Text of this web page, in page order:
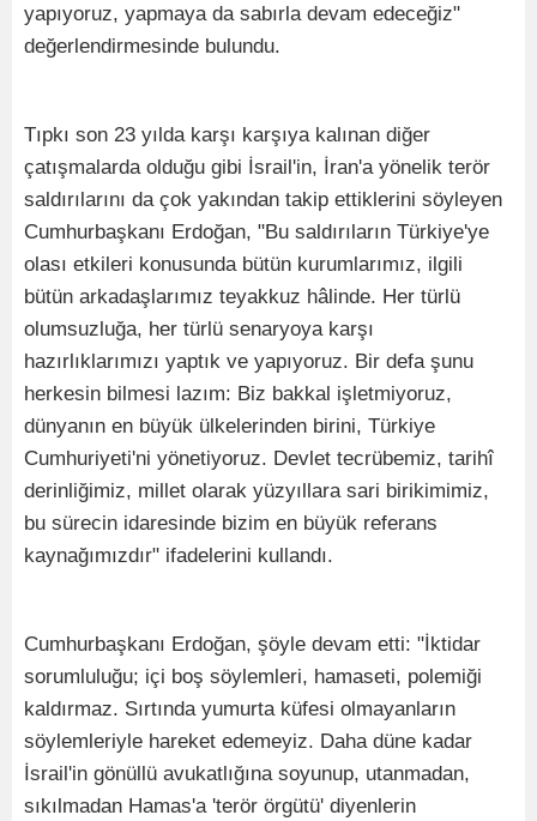
yapıyoruz, yapmaya da sabırla devam edeceğiz"
değerlendirmesinde bulundu.
Tıpkı son 23 yılda karşı karşıya kalınan diğer
çatışmalarda olduğu gibi İsrail'in, İran'a yönelik terör
saldırılarını da çok yakından takip ettiklerini söyleyen
Cumhurbaşkanı Erdoğan, "Bu saldırıların Türkiye'ye
olası etkileri konusunda bütün kurumlarımız, ilgili
bütün arkadaşlarımız teyakkuz hâlinde. Her türlü
olumsuzluğa, her türlü senaryoya karşı
hazırlıklarımızı yaptık ve yapıyoruz. Bir defa şunu
herkesin bilmesi lazım: Biz bakkal işletmiyoruz,
dünyanın en büyük ülkelerinden birini, Türkiye
Cumhuriyeti'ni yönetiyoruz. Devlet tecrübemiz, tarihî
derinliğimiz, millet olarak yüzyıllara sari birikimimiz,
bu sürecin idaresinde bizim en büyük referans
kaynağımızdır" ifadelerini kullandı.
Cumhurbaşkanı Erdoğan, şöyle devam etti: "İktidar
sorumluluğu; içi boş söylemleri, hamaseti, polemiği
kaldırmaz. Sırtında yumurta küfesi olmayanların
söylemleriyle hareket edemeyiz. Daha düne kadar
İsrail'in gönüllü avukatlığına soyunup, utanmadan,
sıkılmadan Hamas'a 'terör örgütü' diyenlerin